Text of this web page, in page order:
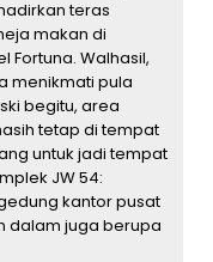
teras
makan di
Fortuna. Walhasil,
menikmati pula
begitu, area
tetap di tempat
untuk jadi tempat
JW 54:
kantor pusat
dalam juga berupa